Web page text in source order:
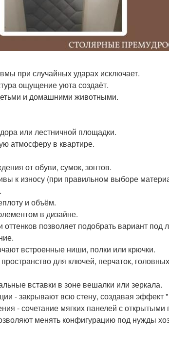
при случайных ударах исключает.
ощущение уюта создаёт.
и домашними животными.
или лестничной площадки.
атмосферу в квартире.
от обуви, сумок, зонтов.
к износу (при правильном выборе
и объём.
в дизайне.
позволяет подобрать вариант под
встроенные ниши, полки или крючки.
для ключей, перчаток,
вставки в зоне вешалки или зеркала.
- закрывают всю стену, создавая эффект
- сочетание мягких панелей с
менять конфигурацию под нужды